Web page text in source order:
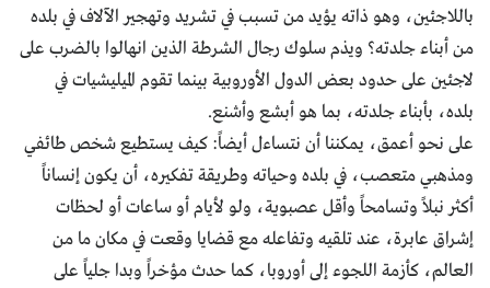
باللاجئين، وهو ذاته يؤيد من تسبب في تشريد وتهجير الآلاف في بلده
من أبناء جلدته؟ ويذم سلوك رجال الشرطة الذين انهالوا بالضرب على
لاجئين على حدود بعض الدول الأوروبية بينما تقوم الميليشيات في
بلده، بأبناء جلدته، بما هو أبشع وأشنع.
على نحو أعمق، يمكننا أن نتساءل أيضاً: كيف يستطيع شخص طائفي
ومذهبي متعصب، في بلده وحياته وطريقة تفكيره، أن يكون إنساناً
أكثر نبلاً وتسامحاً وأقل عصبوية، ولو لأيام أو ساعات أو لحظات
إشراق عابرة، عند تلقيه وتفاعله مع قضايا وقعت في مكان ما من
العالم، كأزمة اللجوء إلى أوروبا، كما حدث مؤخراً وبدا جلياً على